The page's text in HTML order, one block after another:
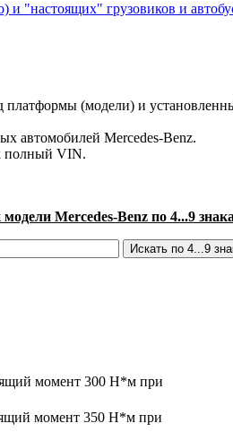
"настоящих" грузовиков и
(модели) и
автомобилей Mercedes-Benz.
полный VIN.
Mercedes-Benz по 4...9
момент 300 Н*м при
момент 350 Н*м при